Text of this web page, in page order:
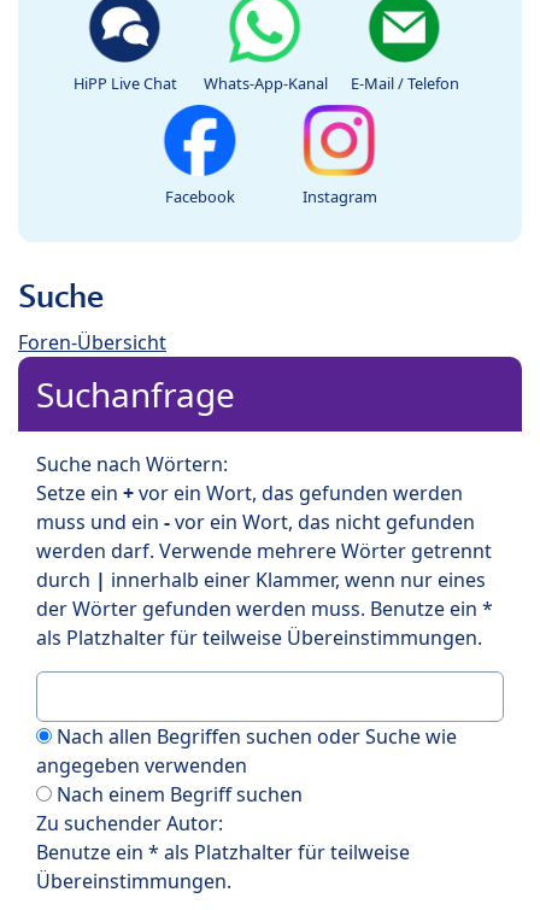
HiPP Live Chat Whats-App-Kanal E-Mail / Telefon
Facebook Instagram
Suche
Foren-Übersicht
Suchanfrage
Suche nach Wörtern:
Setze ein +vor ein Wort, das gefunden werden
muss und ein -vor ein Wort, das nicht gefunden
werden darf. Verwende mehrere Wörter getrennt
durch | innerhalb einer Klammer, wenn nur eines
der Wörter gefunden werden muss. Benutze ein *
als Platzhalter für teilweise Übereinstimmungen.
Nach allen Begriffen suchen oder Suche wie
angegeben verwenden
Nach einem Begriff suchen
Zu suchender Autor:
Benutze ein * als Platzhalter für teilweise
Übereinstimmungen.